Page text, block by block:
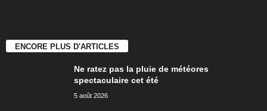
ENCORE PLUS D'ARTICLES
Ne ratez pas la pluie de météores
spectaculaire cet été
5 août 2026